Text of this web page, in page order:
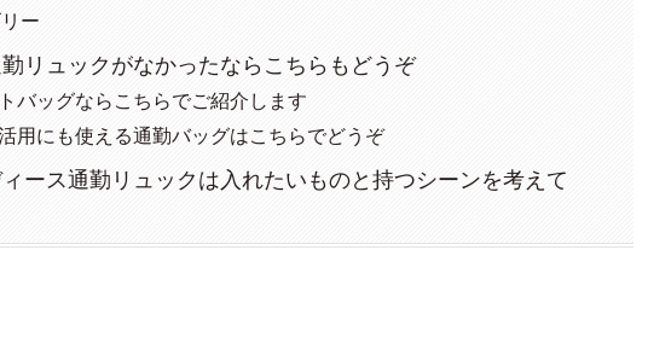
ー
リュックがなかったならこちらもどうぞ
バッグならこちらでご紹介します
用にも使える通勤バッグはこちらでどうぞ
ース通勤リュックは入れたいものと持つシーンを考えて